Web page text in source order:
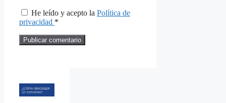
He leído y acepto la Política de
privacidad *